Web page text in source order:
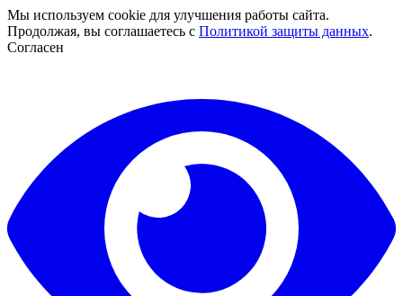
Мы используем cookie для улучшения работы сайта.
Продолжая, вы соглашаетесь с Политикой защиты данных.
Согласен